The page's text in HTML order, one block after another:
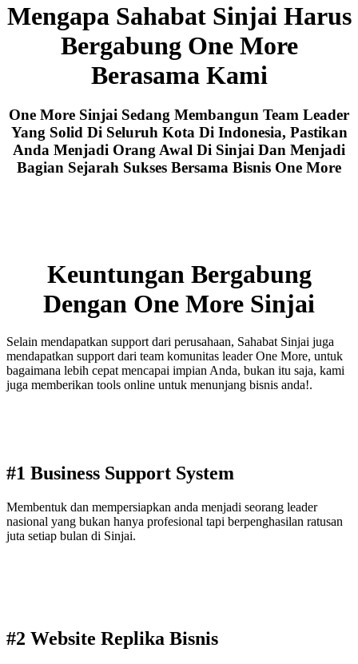
Mengapa Sahabat Sinjai Harus
Bergabung One More
Berasama Kami
One More Sinjai Sedang Membangun Team Leader
Yang Solid Di Seluruh Kota Di Indonesia, Pastikan
Anda Menjadi Orang Awal Di Sinjai Dan Menjadi
Bagian Sejarah Sukses Bersama Bisnis One More
Keuntungan Bergabung
Dengan One More Sinjai
Selain mendapatkan support dari perusahaan, Sahabat Sinjai juga
mendapatkan support dari team komunitas leader One More, untuk
bagaimana lebih cepat mencapai impian Anda, bukan itu saja, kami
juga memberikan tools online untuk menunjang bisnis anda!.
#1 Business Support System
Membentuk dan mempersiapkan anda menjadi seorang leader
nasional yang bukan hanya profesional tapi berpenghasilan ratusan
juta setiap bulan di Sinjai.
#2 Website Replika Bisnis